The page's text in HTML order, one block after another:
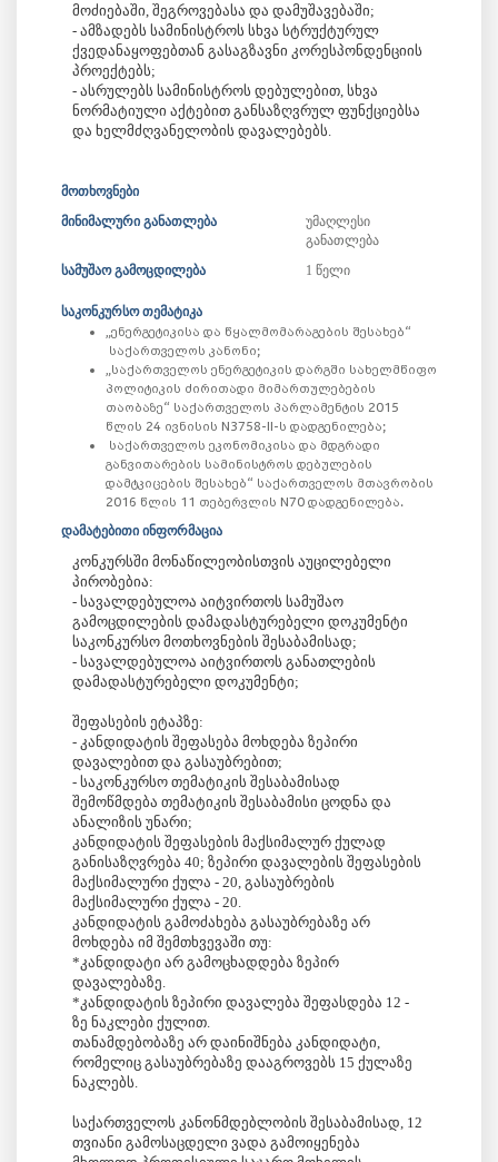
მოძიებაში, შეგროვებასა და დამუშავებაში;
- ამზადებს სამინისტროს სხვა სტრუქტურულ
ქვედანაყოფებთან გასაგზავნი კორესპონდენციის
პროექტებს;
- ასრულებს სამინისტროს დებულებით, სხვა
ნორმატიული აქტებით განსაზღვრულ ფუნქციებსა
და ხელმძღვანელობის დავალებებს.
მოთხოვნები
მინიმალური განათლება
უმაღლესი
განათლება
სამუშაო გამოცდილება
1 წელი
საკონკურსო თემატიკა
​​​​​​„ენერგეტიკისა და წყალმომარაგების შესახებ“
საქართველოს კანონი;
„საქართველოს ენერგეტიკის დარგში სახელმწიფო
პოლიტიკის ძირითადი მიმართულებების
თაობაზე“ საქართველოს პარლამენტის 2015
წლის 24 ივნისის N3758-II-ს დადგენილება;
საქართველოს ეკონომიკისა და მდგრადი
განვითარების სამინისტროს დებულების
დამტკიცების შესახებ“ საქართველოს მთავრობის
2016 წლის 11 თებერვლის N70 დადგენილება.
დამატებითი ინფორმაცია
კონკურსში მონაწილეობისთვის აუცილებელი
პირობებია:
- სავალდებულოა აიტვირთოს სამუშაო
გამოცდილების დამადასტურებელი დოკუმენტი
საკონკურსო მოთხოვნების შესაბამისად;
- სავალდებულოა აიტვირთოს განათლების
დამადასტურებელი დოკუმენტი;
შეფასების ეტაპზე:
- კანდიდატის შეფასება მოხდება ზეპირი
დავალებით და გასაუბრებით;
- საკონკურსო თემატიკის შესაბამისად
შემოწმდება თემატიკის შესაბამისი ცოდნა და
ანალიზის უნარი;
კანდიდატის შეფასების მაქსიმალურ ქულად
განისაზღვრება 40; ზეპირი დავალების შეფასების
მაქსიმალური ქულა - 20, გასაუბრების
მაქსიმალური ქულა - 20.
კანდიდატის გამოძახება გასაუბრებაზე არ
მოხდება იმ შემთხვევაში თუ:
*კანდიდატი არ გამოცხადდება ზეპირ
დავალებაზე.
*კანდიდატის ზეპირი დავალება შეფასდება 12 -
ზე ნაკლები ქულით.
თანამდებობაზე არ დაინიშნება კანდიდატი,
რომელიც გასაუბრებაზე დააგროვებს 15 ქულაზე
ნაკლებს.
საქართველოს კანონმდებლობის შესაბამისად, 12
თვიანი გამოსაცდელი ვადა გამოიყენება